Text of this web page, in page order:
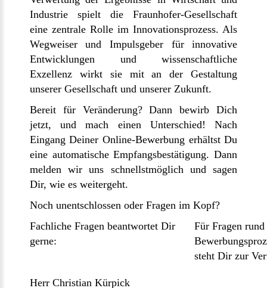
Industrie spielt die Fraunhofer-Gesellschaft
eine zentrale Rolle im Innovationsprozess. Als
Wegweiser und Impulsgeber für innovative
Entwicklungen und wissenschaftliche
Exzellenz wirkt sie mit an der Gestaltung
unserer Gesellschaft und unserer Zukunft.
Bereit für Veränderung? Dann bewirb Dich
jetzt, und mach einen Unterschied! Nach
Eingang Deiner Online-Bewerbung erhältst Du
eine automatische Empfangsbestätigung. Dann
melden wir uns schnellstmöglich und sagen
Dir, wie es weitergeht.
Noch unentschlossen oder Fragen im Kopf?
Fachliche Fragen beantwortet Dir
gerne:
Herr Christian Kürpick
Für Fragen
steht Dir zur